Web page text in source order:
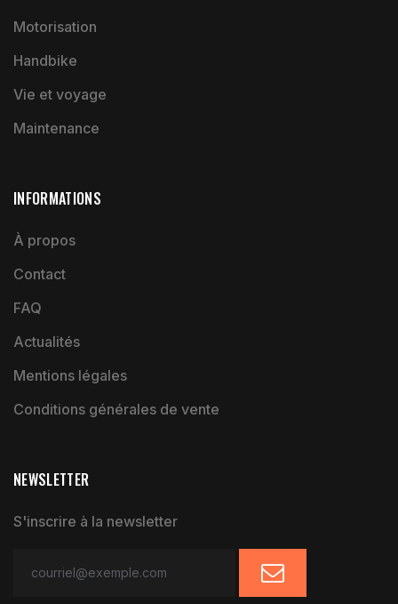
Motorisation
Handbike
Vie et voyage
Maintenance
INFORMATIONS
À propos
Contact
FAQ
Actualités
Mentions légales
Conditions générales de vente
NEWSLETTER
S'inscrire à la newsletter